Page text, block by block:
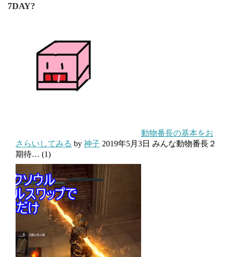
7DAY?
動物番長の基本をお
さらいしてみる by 神子 2019年5月3日 みんな動物番長２
期待… (1)